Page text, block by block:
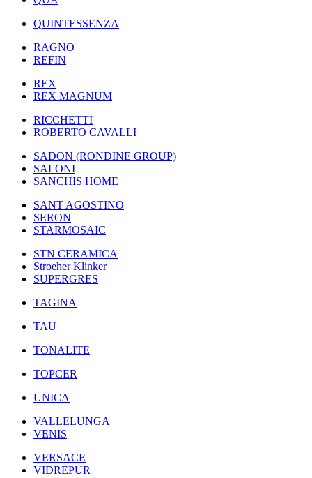
QUINTESSENZA
RAGNO
REFIN
REX
REX MAGNUM
RICCHETTI
ROBERTO CAVALLI
SADON (RONDINE GROUP)
SALONI
SANCHIS HOME
SANT AGOSTINO
SERON
STARMOSAIC
STN CERAMICA
Stroeher Klinker
SUPERGRES
TAGINA
TAU
TONALITE
TOPCER
UNICA
VALLELUNGA
VENIS
VERSACE
VIDREPUR